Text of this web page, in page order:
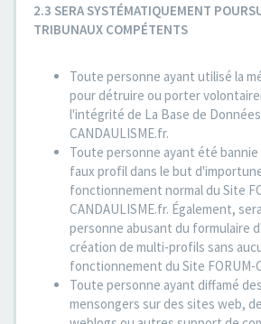
2.3 SERA SYSTÉMATIQUEMENT
TRIBUNAUX COMPÉTENTS
Toute personne ayant utilisé la
pour détruire ou porter
l'intégrité de La Base de
CANDAULISME.fr.
Toute personne ayant été
faux profil dans le but
fonctionnement normal du Site
CANDAULISME.fr. Également,
personne abusant du formulaire
création de multi-profils sans
fonctionnement du Site FORUM-
Toute personne ayant diffamé
mensongers sur des sites web,